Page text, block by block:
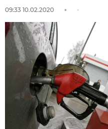
09:33 10.02.2020